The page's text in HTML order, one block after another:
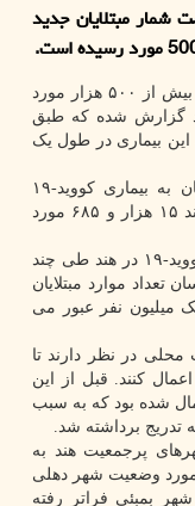
شمار مبتلایان جدید
به گزارش اسنک به نقل از ایسنا، هم اکنون بیش از ۵۰۰ هزار مورد
به بیماری کووید-۱۹ در هند گزارش شده که طبق
این بیماری در طول یک
همین طور با فوت ۳۸۵ نفر دیگر از مبتلایان به بیماری کووید-۱۹
مجموع فوتی های ناشی از این بیماری در هند ۱۵ هزار و ۶۸۵ مورد
پیش بینی نمی گردد که همه گیری بیماری کووید-۱۹ در هند طی چند
تعداد موارد مبتلایان
میلیون نفر عبور می
محلی در نظر دارند تا
کنند. قبل از این
شده بود که به سبب
تدریج برداشته شد.
پرجمعیت هند به
مورد وضعیت شهر دهلی
بمبئی فراتر رفته